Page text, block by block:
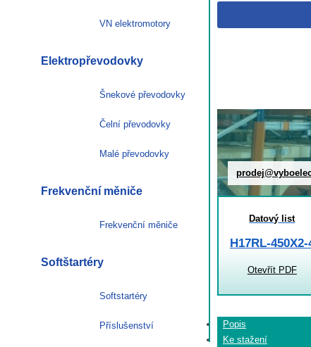
Datový list
H17RL-450X2-
Otevřít PDF
Popis
Ke stažení
VN elektromotory
Elektropřevodovky
Šnekové převodovky
Čelní převodovky
Malé převodovky
Frekvenční měniče
Frekvenční měniče
Softštartéry
Softstartéry
Příslušenství